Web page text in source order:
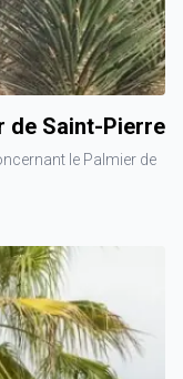
de Saint-Pierre
le Palmier de